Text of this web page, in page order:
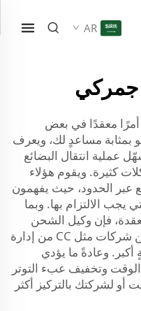
AR
معقدًا في بعض
بمثابة مساعدٍ لك، ويعرف
عملية انتقال البضائع
كثيرة. ويقوم هؤلاء
عبر الحدود، حيث يفهمون
يجب الالتزام بها. وبما
فإن وكيل الشحن
الجمركي يشبه المساعد الذي يُمكّن شركات مثل CC من إدارة
وعادةً ما يؤدي
الوقت وتخفيف عبء التوتر
لشركتك بالتركيز أكثر